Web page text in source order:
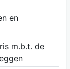
en
m.b.t. de